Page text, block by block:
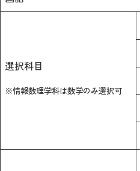
選択科目
※情報数理学科は数学のみ選択可